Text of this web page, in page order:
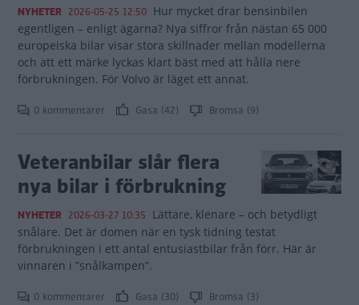
NYHETER 2026-05-25 12:50 Hur mycket drar bensinbilen
egentligen – enligt ägarna? Nya siffror från nästan 65 000
europeiska bilar visar stora skillnader mellan modellerna
och att ett märke lyckas klart bäst med att hålla nere
förbrukningen. För Volvo är läget ett annat.
0 kommentarer Gasa (42) Bromsa (9)
Veteranbilar slår flera
nya bilar i förbrukning
NYHETER 2026-03-27 10:35 Lättare, klenare – och betydligt
snålare. Det är domen när en tysk tidning testat
förbrukningen i ett antal entusiastbilar från förr. Här är
vinnaren i ”snålkampen”.
0 kommentarer Gasa (30) Bromsa (3)